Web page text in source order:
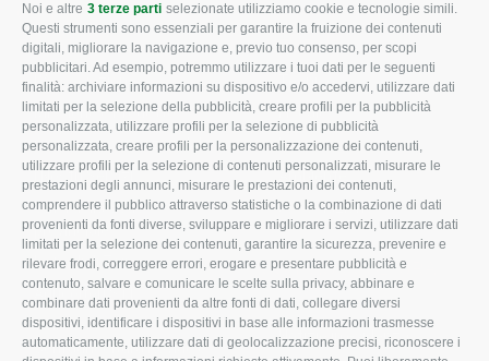
Noi e altre 3 terze parti selezionate utilizziamo cookie e tecnologie simili.
Questi strumenti sono essenziali per garantire la fruizione dei contenuti
digitali, migliorare la navigazione e, previo tuo consenso, per scopi
pubblicitari. Ad esempio, potremmo utilizzare i tuoi dati per le seguenti
finalità: archiviare informazioni su dispositivo e/o accedervi, utilizzare dati
limitati per la selezione della pubblicità, creare profili per la pubblicità
personalizzata, utilizzare profili per la selezione di pubblicità
personalizzata, creare profili per la personalizzazione dei contenuti,
utilizzare profili per la selezione di contenuti personalizzati, misurare le
prestazioni degli annunci, misurare le prestazioni dei contenuti,
comprendere il pubblico attraverso statistiche o la combinazione di dati
provenienti da fonti diverse, sviluppare e migliorare i servizi, utilizzare dati
limitati per la selezione dei contenuti, garantire la sicurezza, prevenire e
rilevare frodi, correggere errori, erogare e presentare pubblicità e
contenuto, salvare e comunicare le scelte sulla privacy, abbinare e
combinare dati provenienti da altre fonti di dati, collegare diversi
dispositivi, identificare i dispositivi in base alle informazioni trasmesse
automaticamente, utilizzare dati di geolocalizzazione precisi, riconoscere i
CONFAGRICOLTURA
ROVIGO
L'Associazione
Missione e Progetto
Organigramma aziendale
I Nostri Servizi
Uffici della Sede
provinciale
Le Sedi di Zona
Agricoltori S.r.l.
Whistleblowing
Confagricoltura Rovigo e
CONFAGRICOLTURA
INFORMA
Tecnico
Fiscale
Lavoro
Ambiente
Associazione
CONFAGRICOLTURA
ATTIVA
Notizie in evidenza